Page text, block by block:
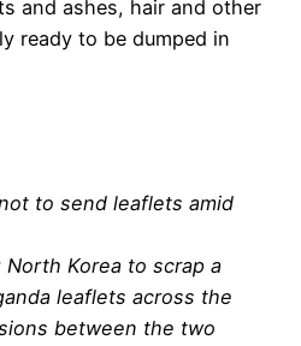
and ashes, hair and other
ready to be dumped in
to send leaflets amid
North Korea to scrap a
leaflets across the
between the two